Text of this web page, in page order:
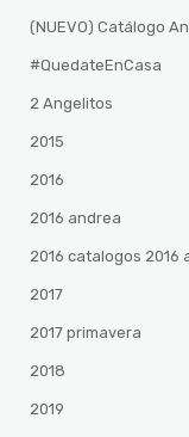
(NUEVO) Catálogo
#QuedateEnCasa
2 Angelitos
2015
2016
2016 andrea
2016 catalogos 2016
2017
2017 primavera
2018
2019